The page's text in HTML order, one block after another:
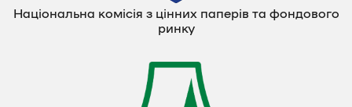
Національна комісія з цінних паперів та фондового
ринку